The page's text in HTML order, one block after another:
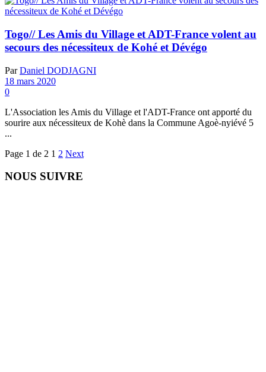
Togo// Les Amis du Village et ADT-France volent au
secours des nécessiteux de Kohé et Dévégo
Par Daniel DODJAGNI
18 mars 2020
0
L'Association les Amis du Village et l'ADT-France ont apporté du
sourire aux nécessiteux de Kohè dans la Commune Agoè-nyiévé 5
...
Page 1 de 2 1 2 Next
NOUS SUIVRE